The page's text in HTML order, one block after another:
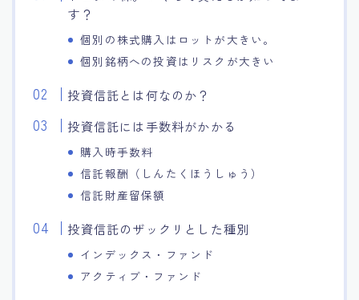
す？
個別の株式購入はロットが大きい。
個別銘柄への投資はリスクが大きい
投資信託とは何なのか？
投資信託には手数料がかかる
購入時手数料
信託報酬（しんたくほうしゅう）
信託財産留保額
投資信託のザックリとした種別
インデックス・ファンド
アクティブ・ファンド